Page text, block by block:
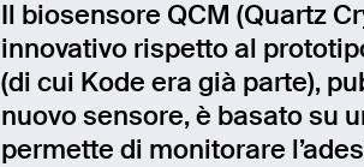
Il biosensore QCM (Quartz
innovativo rispetto al
(di cui Kode era già parte),
nuovo sensore, è basato su
permette di monitorare
Email